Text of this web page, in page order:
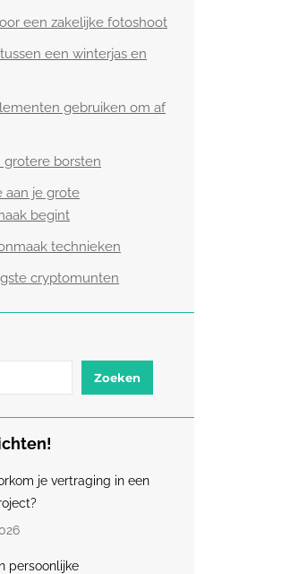
een zakelijke fotoshoot
een winterjas en
gebruiken om af
grotere borsten
aan je grote
begint
technieken
cryptomunten
Zoeken
je vertraging in een
persoonlijke